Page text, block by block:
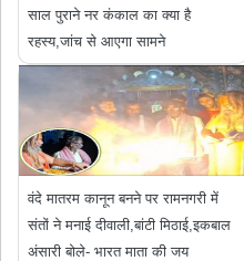
साल पुराने नर कंकाल का क्या है
रहस्य,जांच से आएगा सामने
वंदे मातरम कानून बनने पर रामनगरी में
संतों ने मनाई दीवाली,बांटी मिठाई,इकबाल
अंसारी बोले- भारत माता की जय